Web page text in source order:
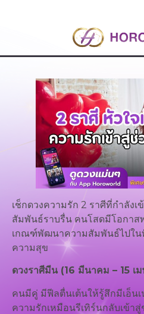
เช็กดวงความรัก 2 ราศีที่กำลัง
สัมพันธ์ราบรื่น คนโสดมีโอกา
เกณฑ์พัฒนาความสัมพันธ์ไปใน
ความสุข
ดวงราศีมีน (16 มีนาคม – 15 เ
คนมีคู่ มีฟีลตื่นเต้นให้รู้สึกมีเอ็น
ความรักเหมือนรีเทิร์นกลับเข้า